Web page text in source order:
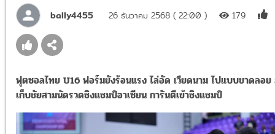
bally4455 26 ธันวาคม 2568 ( 22:00 ) 179
ฟุตซอลไทย U16 ฟอร์มยังร้อนแรง ไล่อัด เวียดนาม ไปแบบขาดลอย
เก็บชัยสามนัดรวดชิงแชมป์อาเซียน การันตีเข้าชิงแชมป์